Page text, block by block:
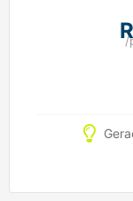
/